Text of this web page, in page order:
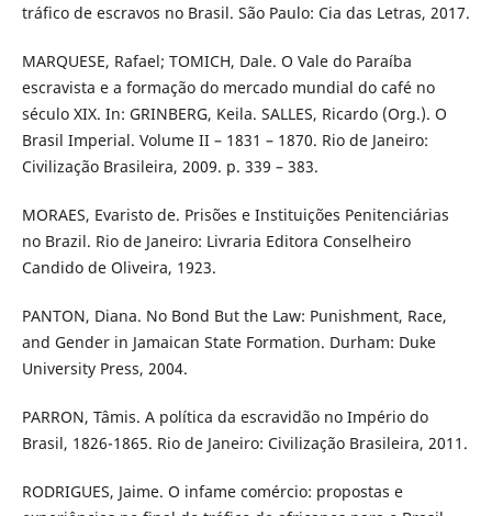
tráfico de escravos no Brasil. São Paulo: Cia das Letras, 2017.
MARQUESE, Rafael; TOMICH, Dale. O Vale do Paraíba
escravista e a formação do mercado mundial do café no
século XIX. In: GRINBERG, Keila. SALLES, Ricardo (Org.). O
Brasil Imperial. Volume II – 1831 – 1870. Rio de Janeiro:
Civilização Brasileira, 2009. p. 339 – 383.
MORAES, Evaristo de. Prisões e Instituições Penitenciárias
no Brazil. Rio de Janeiro: Livraria Editora Conselheiro
Candido de Oliveira, 1923.
PANTON, Diana. No Bond But the Law: Punishment, Race,
and Gender in Jamaican State Formation. Durham: Duke
University Press, 2004.
PARRON, Tâmis. A política da escravidão no Império do
Brasil, 1826-1865. Rio de Janeiro: Civilização Brasileira, 2011.
RODRIGUES, Jaime. O infame comércio: propostas e